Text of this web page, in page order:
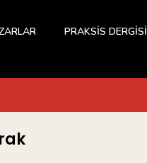
PRAKSİS DERGİSİ